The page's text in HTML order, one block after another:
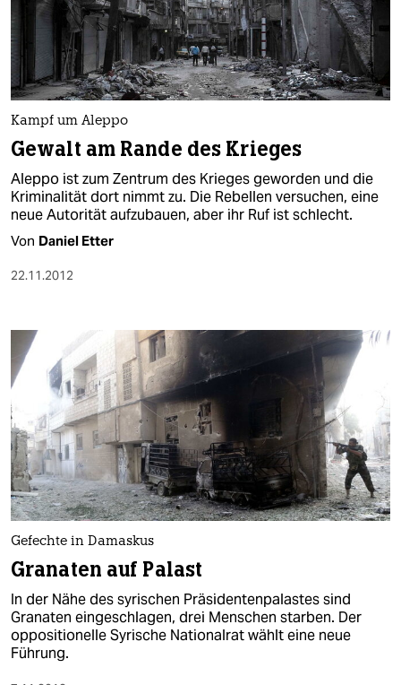
Kampf um Aleppo
Gewalt am Rande des Krieges
Aleppo ist zum Zentrum des Krieges geworden und die
Kriminalität dort nimmt zu. Die Rebellen versuchen, eine
neue Autorität aufzubauen, aber ihr Ruf ist schlecht.
Von Daniel Etter
22.11.2012
Gefechte in Damaskus
Granaten auf Palast
In der Nähe des syrischen Präsidentenpalastes sind
Granaten eingeschlagen, drei Menschen starben. Der
oppositionelle Syrische Nationalrat wählt eine neue
Führung.